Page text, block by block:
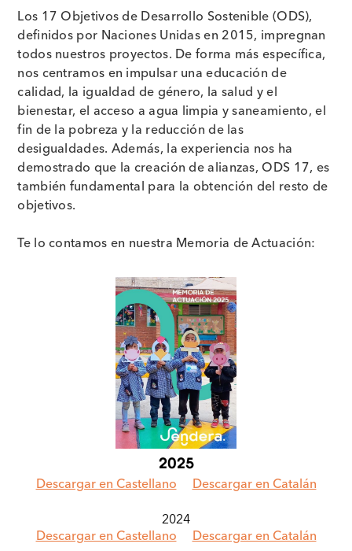
Los 17 Objetivos de Desarrollo Sostenible (ODS),
definidos por Naciones Unidas en 2015, impregnan
todos nuestros proyectos. De forma más específica,
nos centramos en impulsar una educación de
calidad, la igualdad de género, la salud y el
bienestar, el acceso a agua limpia y saneamiento, el
fin de la pobreza y la reducción de las
desigualdades. Además, la experiencia nos ha
demostrado que la creación de alianzas, ODS 17, es
también fundamental para la obtención del resto de
objetivos.
Te lo contamos en nuestra Memoria de Actuación:
2025
Descargar en Castellano Descargar en Catalán
2024
Descargar en Castellano
Descargar en Catalán